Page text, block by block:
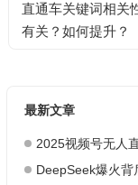
直通车关键词相关
有关？如何提升？
最新文章
2025视频号无人直播如何
DeepSeek爆火背后的财